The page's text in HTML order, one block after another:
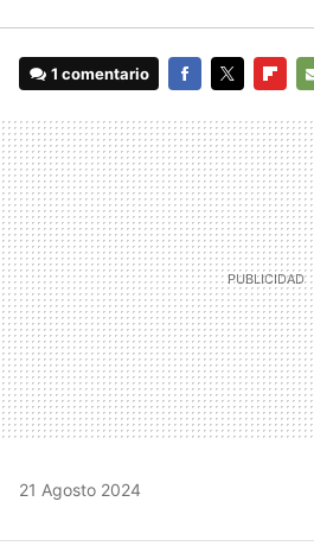
1 comentario
21 Agosto 2024